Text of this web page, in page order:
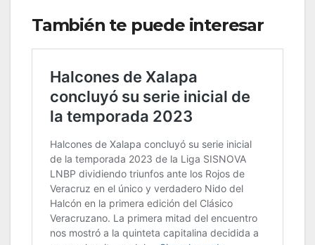
También te puede interesar